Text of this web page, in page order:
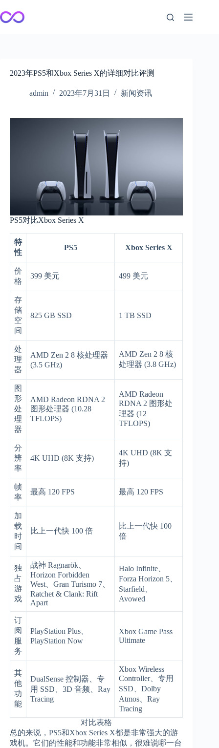
至
内
2023年PS5和Xbox Series X的详细对比评测
admin 2023年7月31日 新闻资讯
PS5对比Xbox Series X
特
性
PS5 Xbox Series X
价
格
399 美元 499 美元
存
储
空
间
825 GB SSD 1 TB SSD
处
理
器
AMD Zen 2 8 核处理器
(3.5 GHz)
AMD Zen 2 8 核
处理器 (3.8 GHz)
图
形
处
理
器
AMD Radeon RDNA 2
图形处理器 (10.28
TFLOPS)
AMD Radeon
RDNA 2 图形处
理器 (12
TFLOPS)
分
辨
率
4K UHD (8K 支持)
4K UHD (8K 支
持)
帧
率
最高 120 FPS 最高 120 FPS
加
载
时
间
比上一代快 100 倍
比上一代快 100
倍
独
占
游
戏
战神 Ragnarök、
Horizon Forbidden
West、Gran Turismo 7、
Ratchet & Clank: Rift
Apart
Halo Infinite、
Forza Horizon 5、
Starfield、
Avowed
订
阅
服
务
PlayStation Plus、
PlayStation Now
Xbox Game Pass
Ultimate
其
他
功
能
DualSense 控制器、专
用 SSD、3D 音频、Ray
Tracing
Xbox Wireless
Controller、专用
SSD、Dolby
Atmos、Ray
Tracing
对比表格
总的来说，PS5和Xbox Series X都是非常强大的游
戏机。它们的性能和功能非常相似，很难说哪一台